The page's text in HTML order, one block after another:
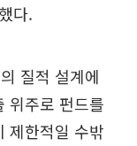
다.
질적 설계에
위주로 펀드를
제한적일 수밖